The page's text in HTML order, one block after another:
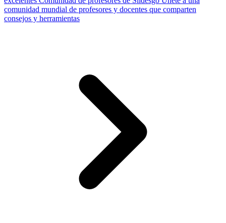
comunidad mundial de profesores y docentes que comparten
consejos y herramientas